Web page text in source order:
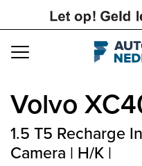
Navigation
Volvo
1.5 T5 Recharge
Camera | H/K |